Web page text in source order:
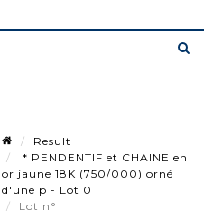
Result
* PENDENTIF et CHAINE en
or jaune 18K (750/000) orné
d'une p - Lot 0
Lot n°